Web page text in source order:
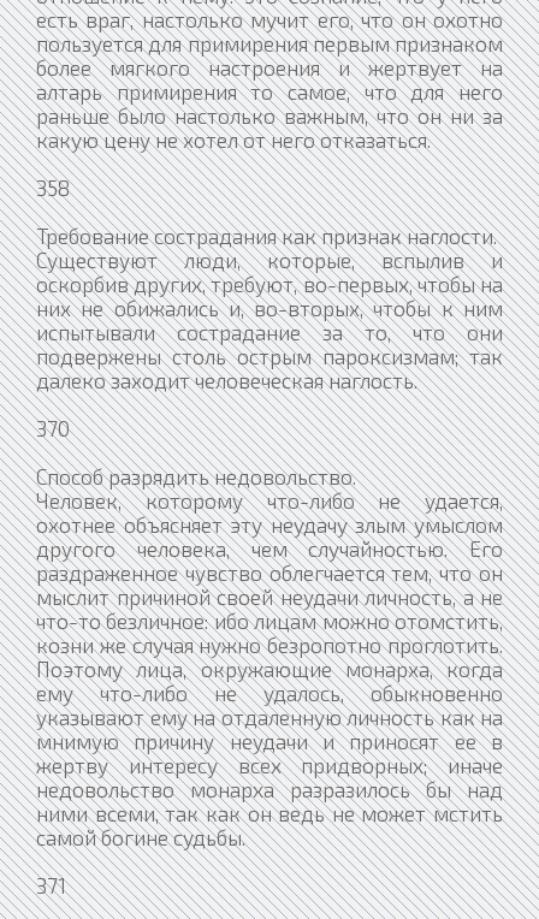
есть враг, настолько мучит его, что он охотно
пользуется для примирения первым признаком
более мягкого настроения и жертвует на
алтарь примирения то самое, что для него
раньше было настолько важным, что он ни за
какую цену не хотел от него отказаться.
358
Требование сострадания как признак наглости.
Существуют люди, которые, вспылив и
оскорбив других, требуют, во-первых, чтобы на
них не обижались и, во-вторых, чтобы к ним
испытывали сострадание за то, что они
подвержены столь острым пароксизмам; так
далеко заходит человеческая наглость.
370
Способ разрядить недовольство.
Человек, которому что-либо не удается,
охотнее объясняет эту неудачу злым умыслом
другого человека, чем случайностью. Его
раздраженное чувство облегчается тем, что он
мыслит причиной своей неудачи личность, а не
что-то безличное: ибо лицам можно отомстить,
козни же случая нужно безропотно проглотить.
Поэтому лица, окружающие монарха, когда
ему что-либо не удалось, обыкновенно
указывают ему на отдаленную личность как на
мнимую причину неудачи и приносят ее в
жертву интересу всех придворных; иначе
недовольство монарха разразилось бы над
ними всеми, так как он ведь не может мстить
самой богине судьбы.
371